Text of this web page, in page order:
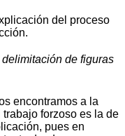
del proceso
de figuras
encontramos a la
forzoso es la de
pues en